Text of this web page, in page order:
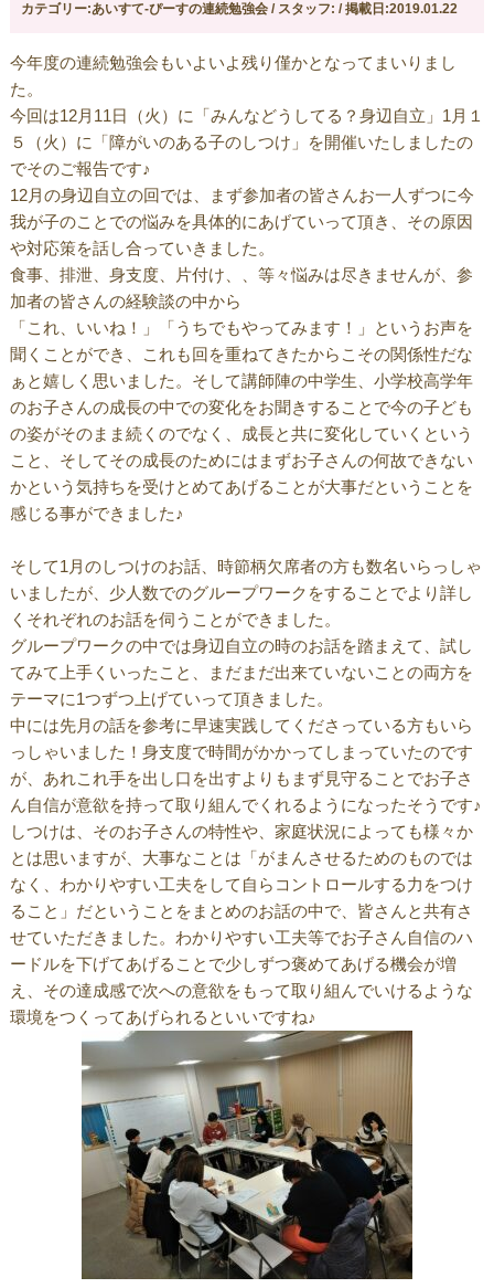
カテゴリー:あいすて-ぴーすの連続勉強会 / スタッフ: / 掲載日:2019.01.22
今年度の連続勉強会もいよいよ残り僅かとなってまいりまし
た。
今回は12月11日（火）に「みんなどうしてる？身辺自立」1月１
５（火）に「障がいのある子のしつけ」を開催いたしましたの
でそのご報告です♪
12月の身辺自立の回では、まず参加者の皆さんお一人ずつに今
我が子のことでの悩みを具体的にあげていって頂き、その原因
や対応策を話し合っていきました。
食事、排泄、身支度、片付け、、等々悩みは尽きませんが、参
加者の皆さんの経験談の中から
「これ、いいね！」「うちでもやってみます！」というお声を
聞くことができ、これも回を重ねてきたからこその関係性だな
ぁと嬉しく思いました。そして講師陣の中学生、小学校高学年
のお子さんの成長の中での変化をお聞きすることで今の子ども
の姿がそのまま続くのでなく、成長と共に変化していくという
こと、そしてその成長のためにはまずお子さんの何故できない
かという気持ちを受けとめてあげることが大事だということを
感じる事ができました♪
そして1月のしつけのお話、時節柄欠席者の方も数名いらっしゃ
いましたが、少人数でのグループワークをすることでより詳し
くそれぞれのお話を伺うことができました。
グループワークの中では身辺自立の時のお話を踏まえて、試し
てみて上手くいったこと、まだまだ出来ていないことの両方を
テーマに1つずつ上げていって頂きました。
中には先月の話を参考に早速実践してくださっている方もいら
っしゃいました！身支度で時間がかかってしまっていたのです
が、あれこれ手を出し口を出すよりもまず見守ることでお子さ
ん自信が意欲を持って取り組んでくれるようになったそうです♪
しつけは、そのお子さんの特性や、家庭状況によっても様々か
とは思いますが、大事なことは「がまんさせるためのものでは
なく、わかりやすい工夫をして自らコントロールする力をつけ
ること」だということをまとめのお話の中で、皆さんと共有さ
せていただきました。わかりやすい工夫等でお子さん自信のハ
ードルを下げてあげることで少しずつ褒めてあげる機会が増
え、その達成感で次への意欲をもって取り組んでいけるような
環境をつくってあげられるといいですね♪